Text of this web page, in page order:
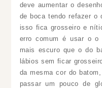
deve aumentar o
de boca tendo refazer o
isso fica grosseiro e
erro comum é usar o
mais escuro que o do
lábios sem ficar
da mesma cor do
passar um pouco de